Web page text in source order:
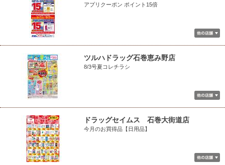
アプリクーポン ポイント15倍
ツルハドラッグ石巻恵み野店
8/3号夏コレチラシ
ドラッグセイムス 石巻大街道店
今月のお買得品【日用品】